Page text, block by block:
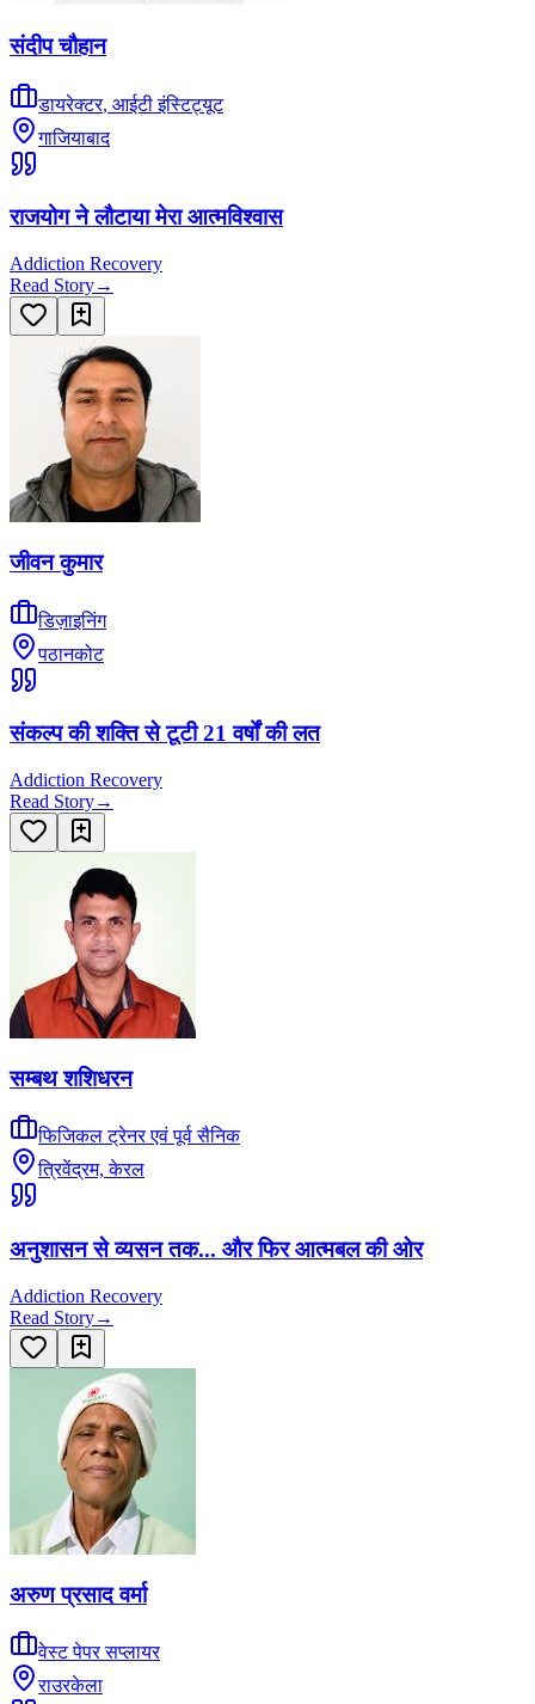
संदीप चौहान
डायरेक्टर, आईटी इंस्टिट्यूट
गाजियाबाद
राजयोग ने लौटाया मेरा आत्मविश्वास
Addiction Recovery
Read Story→
जीवन कुमार
डिज़ाइनिंग
पठानकोट
संकल्प की शक्ति से टूटी 21 वर्षों की लत
Addiction Recovery
Read Story→
सम्बथ शशिधरन
फिजिकल ट्रेनर एवं पूर्व सैनिक
त्रिवेंद्रम, केरल
अनुशासन से व्यसन तक... और फिर आत्मबल की ओर
Addiction Recovery
Read Story→
अरुण प्रसाद वर्मा
वेस्ट पेपर सप्लायर
राउरकेला